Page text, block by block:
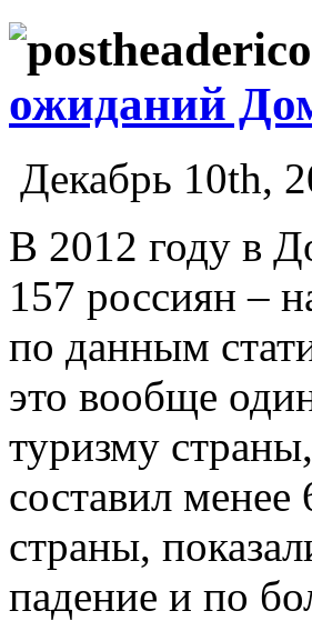
ожиданий
Декабрь 10th,
В 2012 году в
157 россиян –
по данным
это вообще
туризму
составил менее
страны,
падение и по